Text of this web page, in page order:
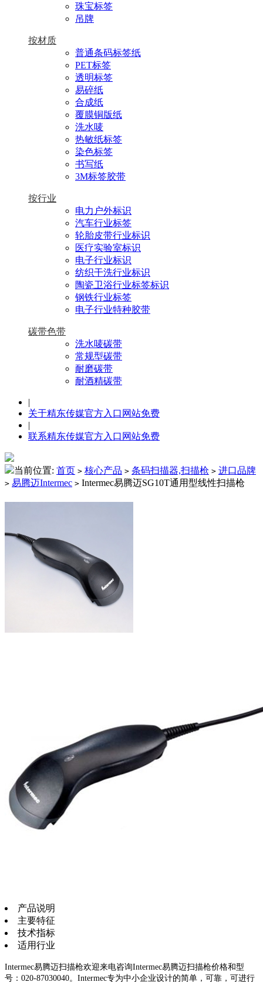
珠宝标签
吊牌
按材质
普通条码标签纸
PET标签
透明标签
易碎纸
合成纸
覆膜铜版纸
洗水唛
热敏纸标签
染色标签
书写纸
3M标签胶带
按行业
电力户外标识
汽车行业标签
轮胎皮带行业标识
医疗实验室标识
电子行业标识
纺织干洗行业标识
陶瓷卫浴行业标签标识
钢铁行业标签
电子行业特种胶带
碳带色带
洗水唛碳带
常规型碳带
耐磨碳带
耐酒精碳带
|
关于精东传媒官方入口网站免费
|
联系精东传媒官方入口网站免费
当前位置: 首页 > 核心产品 > 条码扫描器,扫描枪 > 进口品牌
> 易腾迈Intermec > Intermec易腾迈SG10T通用型线性扫描枪
产品说明
主要特征
技术指标
适用行业
Intermec易腾迈扫描枪欢迎来电咨询Intermec易腾迈扫描枪价格和型
号：020-87030040。Intermec专为中小企业设计的简单，可靠，可进行